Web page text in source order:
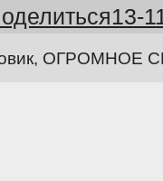
13-
ОГРОМНОЕ